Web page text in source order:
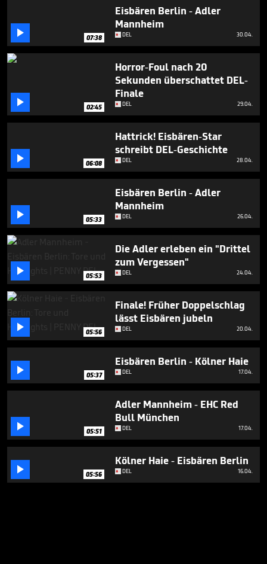
38
seconds
 07:38
Eisbären Berlin - Adler
Mannheim
DEL 30.04.
 02:45
Horror-Foul nach 20
Sekunden überschattet DEL-
Finale
DEL 29.04.
 06:08
Hattrick! Eisbären-Star
schreibt DEL-Geschichte
DEL 28.04.
 05:33
Eisbären Berlin - Adler
Mannheim
DEL 26.04.
 05:53
Die Adler erleben ein "Drittel
zum Vergessen"
DEL 24.04.
 05:56
Finale! Früher Doppelschlag
lässt Eisbären jubeln
DEL 20.04.
 05:37
Eisbären Berlin - Kölner Haie
DEL 17.04.
 05:51
Adler Mannheim - EHC Red
Bull München
DEL 17.04.
 05:56
Kölner Haie - Eisbären Berlin
DEL 16.04.